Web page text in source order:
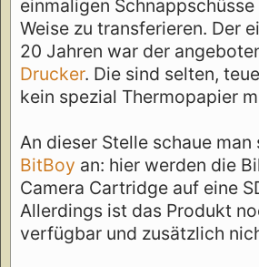
einmaligen
Weise zu transferieren. Der
20 Jahren war der
Drucker. Die sind selten,
kein spezial Thermopapier
An dieser Stelle schaue
BitBoy an: hier werden die
Camera Cartridge auf eine
Allerdings ist das Produkt
verfügbar und zusätzlich